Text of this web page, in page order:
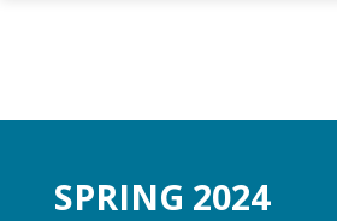
SPRING 2024